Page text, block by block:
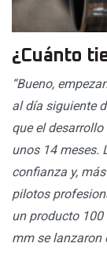
¿Cuánto
“Bueno,
al día siguiente
que el
unos 14 meses.
confianza y,
pilotos
un producto 100
mm se lanzaron